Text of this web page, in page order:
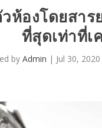
ห้องโดยสา
ที่สุดเท่าที่เ
by Admin | Jul 30, 2020